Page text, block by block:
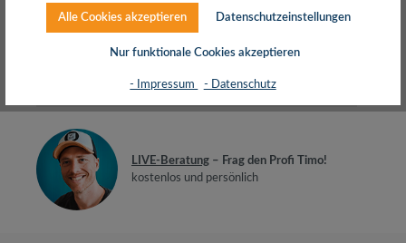
Herstellerinfos
LIVE-Beratung – Frag den Profi Timo!
kostenlos und persönlich
Alle Cookies akzeptieren Datenschutzeinstellungen
Nur funktionale Cookies akzeptieren
- Impressum - Datenschutz